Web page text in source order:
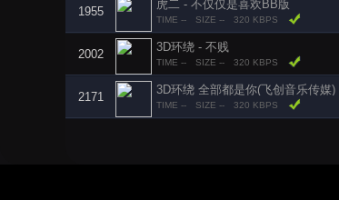
1955
虎二 - 不仅仅是喜欢BB版
TIME -- SIZE -- 320 KBPS
2002
3D环绕 - 不贱
TIME -- SIZE -- 320 KBPS
2171
3D环绕 全部都是你(飞创音乐传媒)
TIME -- SIZE -- 320 KBPS